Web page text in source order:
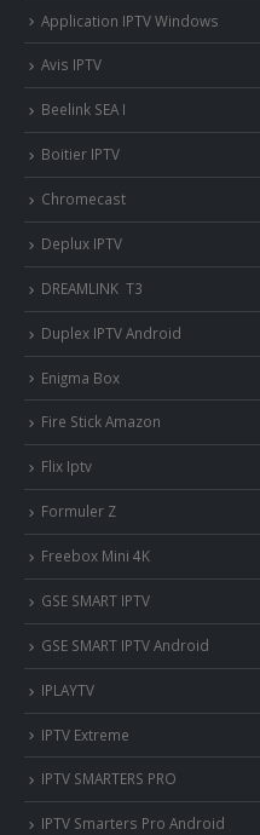
Application IPTV Windows
Avis IPTV
Beelink SEA I
Boitier IPTV
Chromecast
Deplux IPTV
DREAMLINK T3
Duplex IPTV Android
Enigma Box
Fire Stick Amazon
Flix Iptv
Formuler Z
Freebox Mini 4K
‎GSE SMART IPTV
GSE SMART IPTV Android
IPLAYTV
IPTV Extreme
IPTV SMARTERS PRO
IPTV Smarters Pro Android